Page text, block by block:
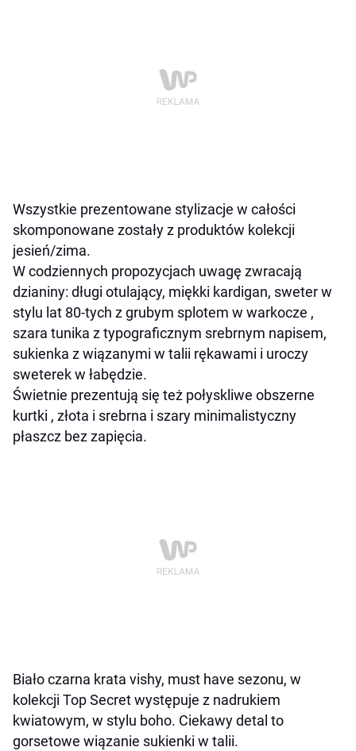
Wszystkie prezentowane stylizacje w całości
skomponowane zostały z produktów kolekcji
jesień/zima.
W codziennych propozycjach uwagę zwracają
dzianiny: długi otulający, miękki kardigan, sweter w
stylu lat 80-tych z grubym splotem w warkocze ,
szara tunika z typograficznym srebrnym napisem,
sukienka z wiązanymi w talii rękawami i uroczy
sweterek w łabędzie.
Świetnie prezentują się też połyskliwe obszerne
kurtki , złota i srebrna i szary minimalistyczny
płaszcz bez zapięcia.
Biało czarna krata vishy, must have sezonu, w
kolekcji Top Secret występuje z nadrukiem
kwiatowym, w stylu boho. Ciekawy detal to
gorsetowe wiązanie sukienki w talii.